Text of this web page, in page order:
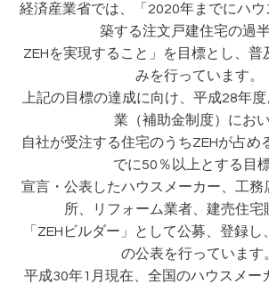
経済産業省では、「2020年までにハ
築する注文戸建住宅の過
ZEHを実現すること」を目標とし、普
みを行っています。
上記の目標の達成に向け、平成28年
業（補助金制度）にお
自社が受注する住宅のうちZEHが占め
でに50％以上とする目
宣言・公表したハウスメーカー、工務
所、リフォーム業者、建売住宅
「ZEHビルダー」として公募、登録
の公表を行っています
平成30年1月現在、全国のハウスメー